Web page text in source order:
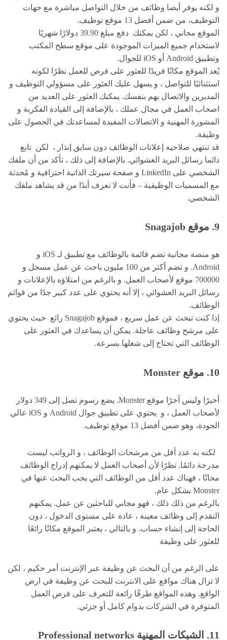
و لكنه يوفر أيضا وظائف من خلال التواصل مباشرة مع جهات
التوظيف، من ضمن أفضل 13 موقع توظيف.
الموقع مجاني ، لكن يمكنك دفع مبلغ 39.90 دولارًا شهريًا
لاستخدام جميع الميزات الموجودة على موقع سطح المكتب
وتطبيق Android أو iOS للجوال.
يُعد الموقع مكانًا فريدًا للعثور على فرص للعمل نظرًا لكونه
استثنائيًا للتواصل ، و يسهل عليك العثور على مسؤولي التوظيف و
المديرين والاتصال بهم بنفسك. يمكنك العثور على العديد من
اصحاب العمل في مجال عملك ، بالإضافة إلى القيادة الفكرية و
المشورة المهنية و الاتصالات المفيدة لمساعدتك في الحصول على
وظيفة.
قد تنتهي صلاحية إعلانات الوظائف دون سابق إنذار ، لكن تابع
دائما رسائل البريد العشوائي. بالإضافة إلى ذلك ، تأكد من أن ملفك
الشخصي على LinkedIn و صفحة سيرتك الذاتية احترافية و مُحدثة
مع المسميات الوظيفية – فأنت لا تعرف أبدًا من قد يشاهد ملفك
الشخصي.
9. موقع Snagajob
هو منصة مجانية تضم قائمة بالوظائف مع تطبيق لـ iOS و
Android. و تضم أكثر من 100 مليون باحث عن عمل مسجل و
700000 موقع لأصحاب العمل. و بالرغم من امتلاؤه بالإعلانات و
رسائل البريد العشوائي ، إلا أنه يحتوي على عدد كبير جدًا من قوائم
الوظائف.
إذا كنت تبحث عن عمل سريع ، فموقع Snagajob رائع حيث يحتوي
على مرشح وظائف عاجلة. يمكن أن يساعدك في العثور على
الوظائف التي تحتاج إلى شغلها بسرعة.
10. موقع Monster
أخيرًا وليس آخرًا موقع Monster. يضع رسوم تصل إلى 349 دولار
لأصحاب العمل ، و يحتوي على تطبيق جوال Android و iOS عالي
الجودة، وهو ضمن أفضل 13 موقع توظيف.
لكنه به عدد أقل من مرشحات الوظائف ، و الرواتب ليست
مدرجة دائمًا. نظرًا لأن أصحاب العمل لا يمكنهم إدراج الوظائف
مجانًا ، فهناك عدد أقل من الوظائف التي يجب البحث عنها في
Monster بشكل عام.
بالرغم من ذلك ذلك ، فهو مجاني للباحثين عن عمل. يمكنهم
التقدم إلى وظائف معينة ، عادة على مستوى الدخول ، دون
الحاجة إلى إنشاء حساب. و بالتالي ، يعتبر الموقع مكانًا رائعًا
للعثور على وظيفة
على الرغم من أن البحث عن وظيفة عبر الإنترنت أمر حكيم ، لكن
لا تزال هناك مواقع على الانترنت للبحث عن وظيفة في ارض
الواقع. وهذه المواقع طرقًا رائعة للتعرف على فرص العمل
المتوفرة في الشركات بدوام كامل أو جزئي.
11. الشبكات المهنية Professional networks